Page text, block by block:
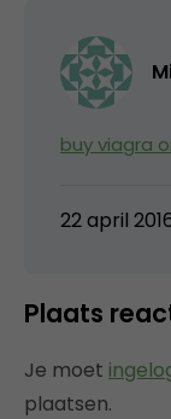
buy viagra
22 april
Plaats
Je moet
plaatsen.